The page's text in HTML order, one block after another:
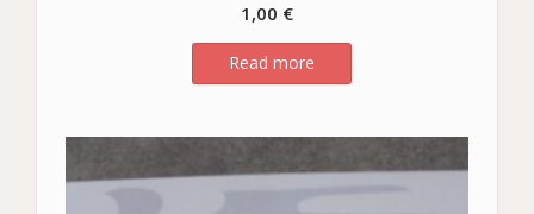
1,00 €
Read more